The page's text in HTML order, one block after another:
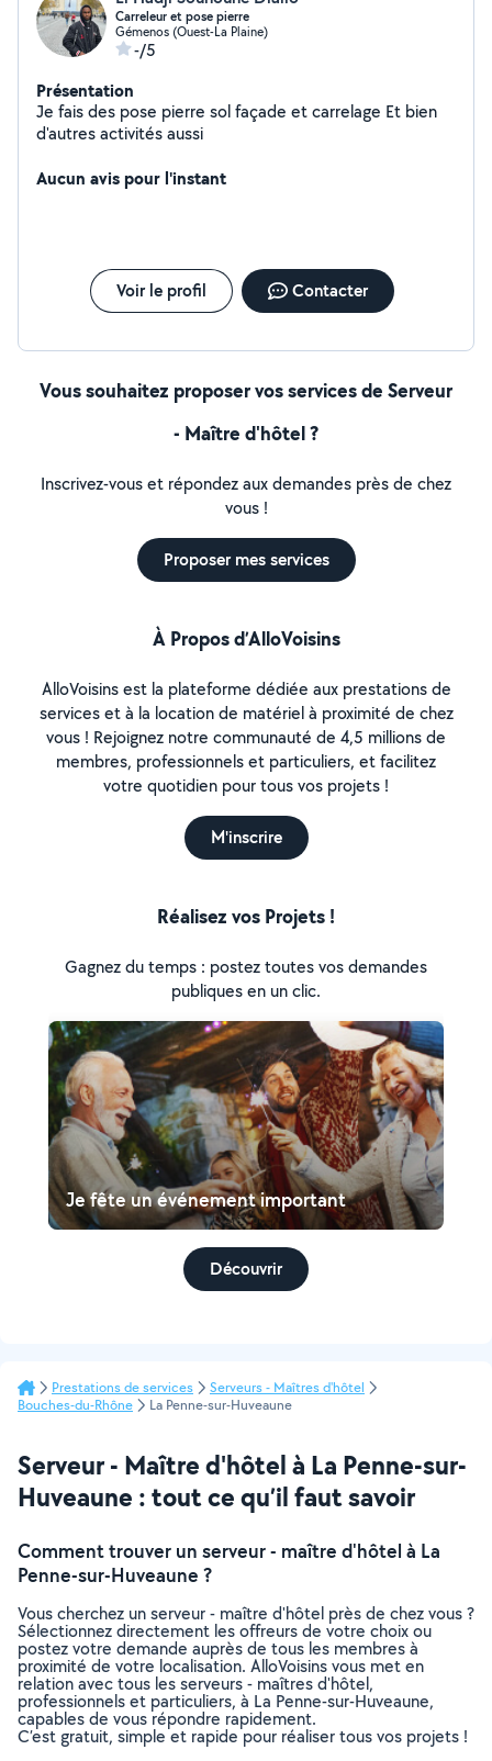
Carreleur et pose pierre
Gémenos (Ouest-La Plaine)
-/5
Présentation
Je fais des pose pierre sol façade et carrelage Et bien
d'autres activités aussi
Aucun avis pour l'instant
Voir le profil Contacter
Vous souhaitez proposer vos services de Serveur
- Maître d'hôtel ?
Inscrivez-vous et répondez aux demandes près de chez
vous !
Proposer mes services
À Propos d’AlloVoisins
AlloVoisins est la plateforme dédiée aux prestations de
services et à la location de matériel à proximité de chez
vous ! Rejoignez notre communauté de 4,5 millions de
membres, professionnels et particuliers, et facilitez
votre quotidien pour tous vos projets !
M'inscrire
Réalisez vos Projets !
Gagnez du temps : postez toutes vos demandes
publiques en un clic.
Je fête un événement important
Découvrir
Prestations de services
Serveurs - Maîtres d'hôtel
Bouches-du-Rhône
La Penne-sur-Huveaune
Serveur - Maître d'hôtel à La Penne-sur-
Huveaune : tout ce qu’il faut savoir
Comment trouver un serveur - maître d'hôtel à La
Penne-sur-Huveaune ?
Vous cherchez un serveur - maître d'hôtel près de chez vous ?
Sélectionnez directement les offreurs de votre choix ou
postez votre demande auprès de tous les membres à
proximité de votre localisation. AlloVoisins vous met en
relation avec tous les serveurs - maîtres d'hôtel,
professionnels et particuliers, à La Penne-sur-Huveaune,
capables de vous répondre rapidement.
C’est gratuit, simple et rapide pour réaliser tous vos projets !